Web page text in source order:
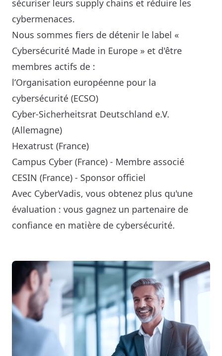
sécuriser leurs supply chains et réduire les
cybermenaces.
Nous sommes fiers de détenir le label «
Cybersécurité Made in Europe » et d'être
membres actifs de :
l’Organisation européenne pour la
cybersécurité (ECSO)
Cyber-Sicherheitsrat Deutschland e.V.
(Allemagne)
Hexatrust (France)
Campus Cyber (France) - Membre associé
CESIN (France) - Sponsor officiel
Avec CyberVadis, vous obtenez plus qu'une
évaluation : vous gagnez un partenaire de
confiance en matière de cybersécurité.